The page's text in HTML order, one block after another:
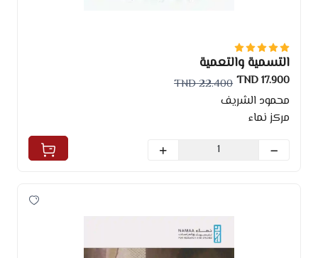
التسمية والتعمية
17.900 TND
22.400 TND
محمود الشريف
مركز نماء